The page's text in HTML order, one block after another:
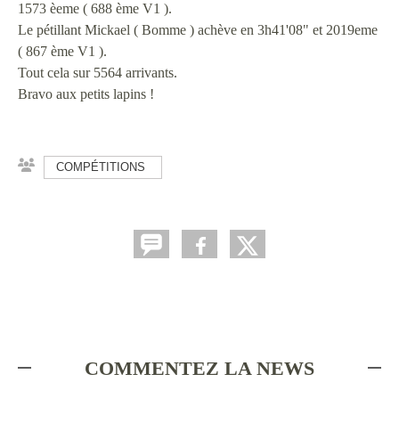
1573 èeme ( 688 ème V1 ).
Le pétillant Mickael ( Bomme ) achève en 3h41'08" et 2019eme
( 867 ème V1 ).
Tout cela sur 5564 arrivants.
Bravo aux petits lapins !
COMPÉTITIONS
COMMENTEZ LA NEWS